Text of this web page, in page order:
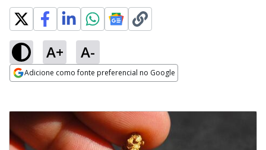
A+ A-
Adicione como fonte preferencial no Google